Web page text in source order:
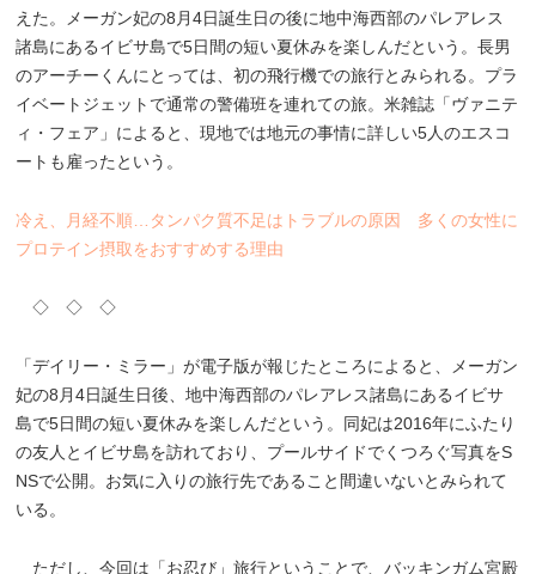
えた。メーガン妃の8月4日誕生日の後に地中海西部のパレアレス
諸島にあるイビサ島で5日間の短い夏休みを楽しんだという。長男
のアーチーくんにとっては、初の飛行機での旅行とみられる。プラ
イベートジェットで通常の警備班を連れての旅。米雑誌「ヴァニテ
ィ・フェア」によると、現地では地元の事情に詳しい5人のエスコ
ートも雇ったという。
冷え、月経不順…タンパク質不足はトラブルの原因 多くの女性に
プロテイン摂取をおすすめする理由
◇ ◇ ◇
「デイリー・ミラー」が電子版が報じたところによると、メーガン
妃の8月4日誕生日後、地中海西部のパレアレス諸島にあるイビサ
島で5日間の短い夏休みを楽しんだという。同妃は2016年にふたり
の友人とイビサ島を訪れており、プールサイドでくつろぐ写真をS
NSで公開。お気に入りの旅行先であること間違いないとみられて
いる。
ただし、今回は「お忍び」旅行ということで、バッキンガム宮殿